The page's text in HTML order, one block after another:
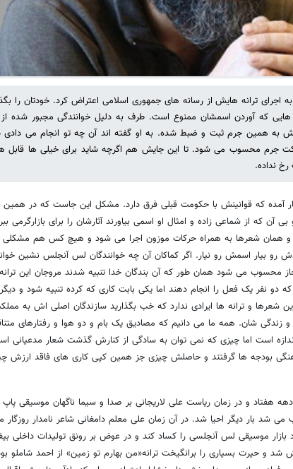
ترانه هایش از رسانه های جمهوری اسلامی اعتراض کرد. خودتان را
هایی که آوردن اسمشان ممنوع است. طرف به دلیل خوانندگی مجبور شده
به همین جرم ثبت و ضبط شده. به او گفته اند آن چه تو انجام می دادی
جرم محسوب می شود. تا این جایش هم اگرچه شاید برای خیلی ها قابل
رخ نداده.
آمده که قوانینش با حکومت قبلی فرق دارد. مشکل این جاست که در همین
که از شماعی زاده و امثال او اسمی بیاورند آثارشان را برای بازارگرمی
همان شعرها به همراه حرکات موزون اجرا می شود و هیچ کس هم مشکلی
رو بیار اسمش رو نیار. اگر کماکان آن چه خوانندگان لس آنجلس نشین
محسوب می شود همان طور که آن بندگان خدا تنبیه شدند مروجان این
دو نفر یک فعل را انجام دهند اما یکی بابت کاری که کرده تنبیه شود و
شعرها و ترانه ها ایرادی ندارد که خب بگذارید سازندگان اصلی اش به
و زندگی شان. همه ما می دانیم که مصادیق یک بام و دو هوا و رفتارهای
است اما چیزی که نمی توان به سادگی از کنارش گذشت شعار مدعیانی
بودجه ها گرفتند و حاصلش چیزی جز همین کپی کاری های فاقد ارزش
هفتاد و در زمان ریاست علی لاریجانی بر صدا و سیما ناگهان موسیقی
بار دیگر احیا شد. در آن زمان علی معلم دامغانی شاعر نامدار روزگار
موسیقی لس آنجلسی را کساد کند و در عوض بر رونق تولیدات داخلی
شد و حیرت بسیاری را برانگیخت ترانه«من بهارم تو زمین» از احمد شاملو